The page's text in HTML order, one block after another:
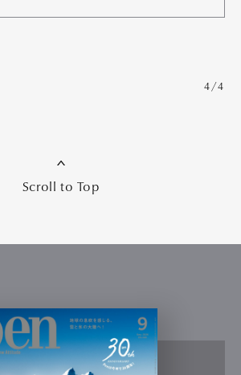
4/4
Scroll to Top